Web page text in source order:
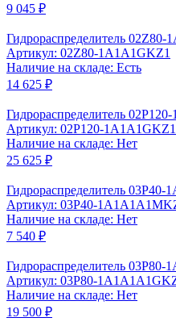
9 045 ₽
Гидрораспределитель 02Z80-
Артикул: 02Z80-1A1A1GKZ1
Наличие на складе: Есть
14 625 ₽
Гидрораспределитель
Артикул: 02P120-1A1A1GKZ1
Наличие на складе: Нет
25 625 ₽
Гидрораспределитель
Артикул: 03P40-
Наличие на складе: Нет
7 540 ₽
Гидрораспределитель 03P80-
Артикул: 03Р80-
Наличие на складе: Нет
19 500 ₽